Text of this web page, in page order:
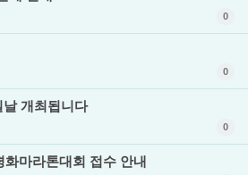
0
0
개최됩니다
0
마라톤대회 접수 안내